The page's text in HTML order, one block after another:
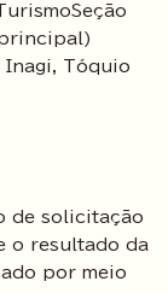
Inagi, Tóquio
de solicitação
o resultado da
por meio